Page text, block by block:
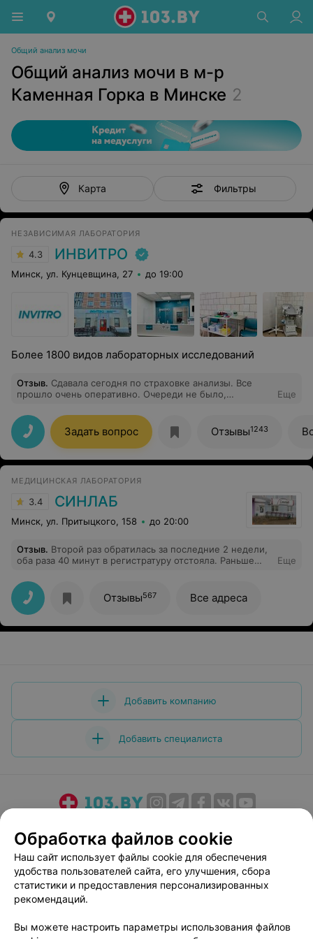
Общий анализ мочи
Общий анализ мочи в м-р
Каменная Горка в Минске 2
Карта Фильтры
НЕЗАВИСИМАЯ ЛАБОРАТОРИЯ
4.3 ИНВИТРО
Минск, ул. Кунцевщина, 27 до 19:00
Более 1800 видов лабораторных исследований
Отзыв. Сдавала сегодня по страховке анализы. Все
прошло очень оперативно. Очереди не было,
приветливая. Также быстро пригласили и в
процедурный кабинет. Медсестра Диана максимально
бережно и аккуратно взяла кровь, почти ничего не
почувствовала. Очень рекомендую данный пункт, да и
Инвитро в целом! Спасибо!
Еще
Задать вопрос Отзывы1243
МЕДИЦИНСКАЯ ЛАБОРАТОРИЯ
3.4 СИНЛАБ
Минск, ул. Притыцкого, 158 до 20:00
Отзыв. Второй раз обратилась за последние 2 недели,
оба раза 40 минут в регистратуру отстояла. Раньше
даже ходить больше не хочется, могли бы
предусмотреть и он-лайн оплату за элементарные
вещи-общий анализ мочи, крови и т.д.
Еще
Отзывы567 Все адреса
Добавить компанию
Добавить специалиста
Медицинский маркетинг
Публичный договор
Пользовательское соглашение
Способы оплаты
Вакансии
Партнеры
Написать руководителю 103.by
Обработка файлов cookie
Наш сайт использует файлы cookie для обеспечения
удобства пользователей сайта, его улучшения, сбора
статистики и предоставления персонализированных
рекомендаций.
Вы можете настроить параметры использования файлов